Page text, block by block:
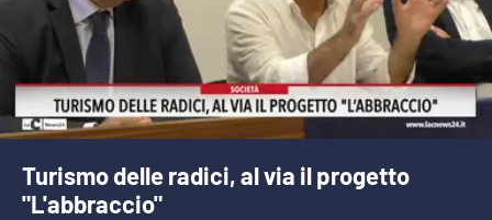
Turismo delle radici, al via il progetto
"L'abbraccio"